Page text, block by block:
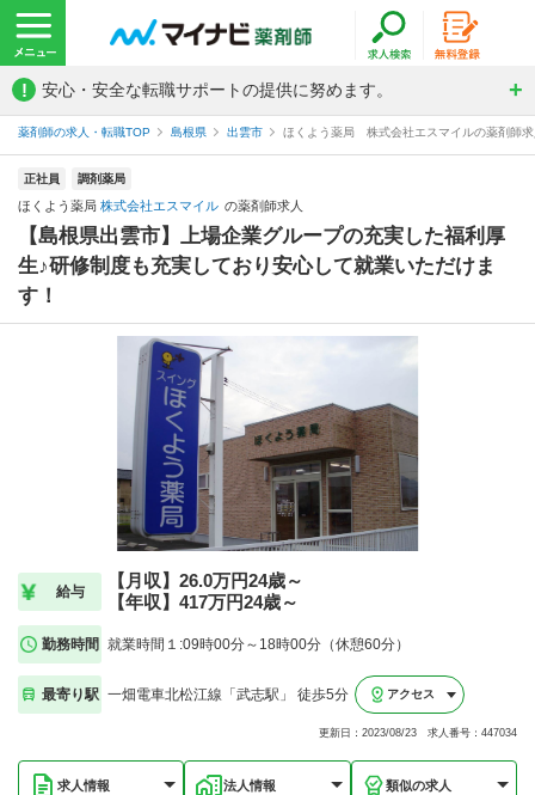
! 安心・安全な転職サポートの提供に努めます。
薬剤師の求人・転職TOP 島根県 出雲市 ほくよう薬局 株式会社エスマイルの薬剤師
正社員 調剤薬局
ほくよう薬局 株式会社エスマイル の薬剤師求人
【島根県出雲市】上場企業グループの充実した福利厚
生♪研修制度も充実しており安心して就業いただけま
す！
給与
【月収】26.0万円24歳～
【年収】417万円24歳～
勤務時間 就業時間１:09時00分～18時00分（休憩60分）
最寄り駅 一畑電車北松江線「武志駅」 徒歩5分 アクセス
更新日：2023/08/23 求人番号：447034
求人情報 法人情報 類似の求人